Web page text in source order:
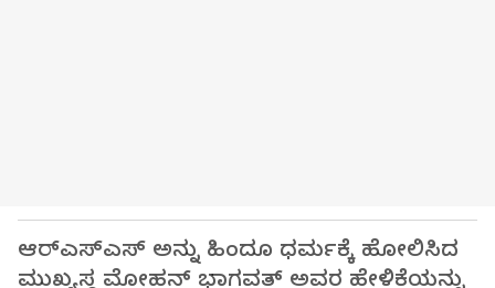
ಆರ್‌ಎಸ್‌ಎಸ್‌ ಅನ್ನು ಹಿಂದೂ ಧರ್ಮಕ್ಕೆ ಹೋಲಿಸಿದ
ಮುಖ್ಯಸ್ಥ ಮೋಹನ್ ಭಾಗವತ್ ಅವರ ಹೇಳಿಕೆಯನ್ನು